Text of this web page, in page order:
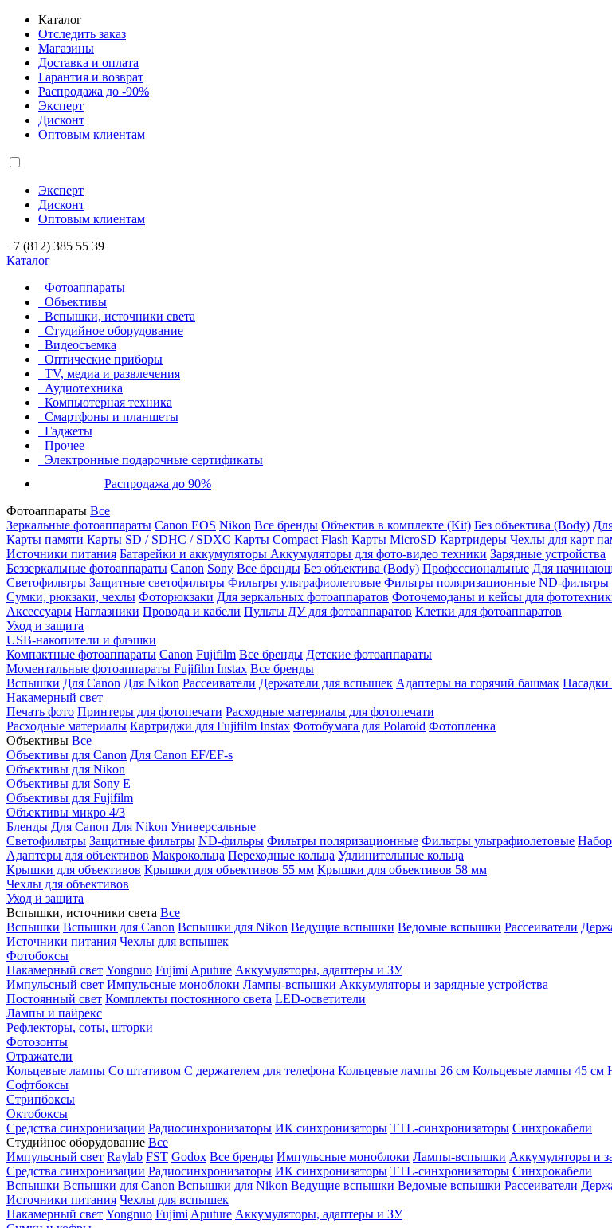
Каталог
Отследить заказ
Магазины
Доставка и оплата
Гарантия и возврат
Распродажа до -90%
Эксперт
Дисконт
Оптовым клиентам
Эксперт
Дисконт
Оптовым клиентам
+7 (812) 385 55 39
Каталог
Фотоаппараты
Объективы
Вспышки, источники света
Студийное оборудование
Видеосъемка
Оптические приборы
TV, медиа и развлечения
Аудиотехника
Компьютерная техника
Смартфоны и планшеты
Гаджеты
Прочее
Электронные подарочные сертификаты
Распродажа до 90%
Фотоаппараты Все
Зеркальные фотоаппараты Canon EOS Nikon Все бренды Объектив в комплекте (Kit) Без объектива (Body)
Карты памяти Карты SD / SDHC / SDXC Карты Compact Flash Карты MicroSD Картридеры Чехлы для карт
Источники питания Батарейки и аккумуляторы Аккумуляторы для фото-видео техники Зарядные устройства
Беззеркальные фотоаппараты Canon Sony Все бренды Без объектива (Body) Профессиональные Для
Светофильтры Защитные светофильтры Фильтры ультрафиолетовые Фильтры поляризационные ND-фильтры
Сумки, рюкзаки, чехлы Фоторюкзаки Для зеркальных фотоаппаратов Фоточемоданы и кейсы для
Аксессуары Наглазники Провода и кабели Пульты ДУ для фотоаппаратов Клетки для фотоаппаратов
Уход и защита
USB-накопители и флэшки
Компактные фотоаппараты Canon Fujifilm Все бренды Детские фотоаппараты
Моментальные фотоаппараты Fujifilm Instax Все бренды
Вспышки Для Canon Для Nikon Рассеиватели Держатели для вспышек Адаптеры на горячий башмак
Накамерный свет
Печать фото Принтеры для фотопечати Расходные материалы для фотопечати
Расходные материалы Картриджи для Fujifilm Instax Фотобумага для Polaroid Фотопленка
Объективы Все
Объективы для Canon Для Canon EF/EF-s
Объективы для Nikon
Объективы для Sony E
Объективы для Fujifilm
Объективы микро 4/3
Бленды Для Canon Для Nikon Универсальные
Светофильтры Защитные фильтры ND-фильры Фильтры поляризационные Фильтры ультрафиолетовые
Адаптеры для объективов Макрокольца Переходные кольца Удлинительные кольца
Крышки для объективов Крышки для объективов 55 мм Крышки для объективов 58 мм
Чехлы для объективов
Уход и защита
Вспышки, источники света Все
Вспышки Вспышки для Canon Вспышки для Nikon Ведущие вспышки Ведомые вспышки Рассеиватели
Источники питания Чехлы для вспышек
Фотобоксы
Накамерный свет Yongnuo Fujimi Aputure Аккумуляторы, адаптеры и ЗУ
Импульсный свет Импульсные моноблоки Лампы-вспышки Аккумуляторы и зарядные устройства
Постоянный свет Комплекты постоянного света LED-осветители
Лампы и пайрекс
Рефлекторы, соты, шторки
Фотозонты
Отражатели
Кольцевые лампы Со штативом С держателем для телефона Кольцевые лампы 26 см Кольцевые лампы 45 см
Софтбоксы
Стрипбоксы
Октобоксы
Средства синхронизации Радиосинхронизаторы ИК синхронизаторы TTL-синхронизаторы Синхрокабели
Студийное оборудование Все
Импульсный свет Raylab FST Godox Все бренды Импульсные моноблоки Лампы-вспышки Аккумуляторы и
Средства синхронизации Радиосинхронизаторы ИК синхронизаторы TTL-синхронизаторы Синхрокабели
Вспышки Вспышки для Canon Вспышки для Nikon Ведущие вспышки Ведомые вспышки Рассеиватели
Источники питания Чехлы для вспышек
Накамерный свет Yongnuo Fujimi Aputure Аккумуляторы, адаптеры и ЗУ